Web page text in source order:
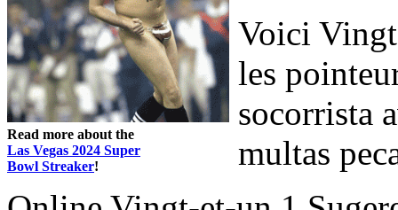
Read more about the
Las Vegas 2024 Super
Bowl Streaker!
Voici
les
socorrista
multas